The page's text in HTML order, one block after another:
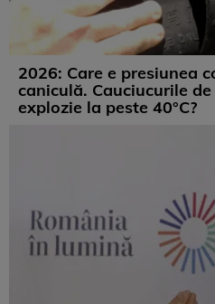
2026: Care e presiunea
caniculă. Cauciucurile
explozie la peste 40°C?